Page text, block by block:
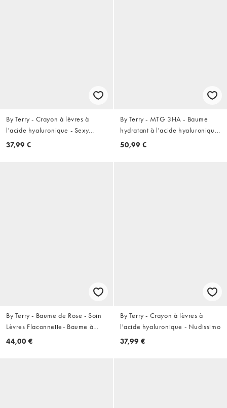
By Terry - Crayon à lèvres à
l'acide hyaluronique - Sexy
Nude
37,99 €
By Terry - MTG 3HA - Baume
hydratant à l'acide hyaluronique
- 3 Tea Time
50,99 €
By Terry - Baume de Rose - Soin
Lèvres Flaconnette- Baume à
lèvres liquide
44,00 €
By Terry - Crayon à lèvres à
l'acide hyaluronique - Nudissimo
37,99 €